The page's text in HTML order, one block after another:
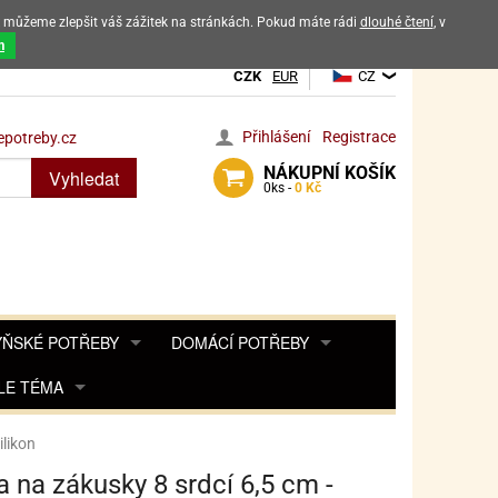
výrobků
CZK EUR CZ
Přihlášení Registrace
NÁKUPNÍ KOŠÍK
0 ks - 0 Kč
Vyhledat
POTŘEBY
KOŘENKY
DESINFEKCE, OCHRANA
KÁVOVARŮ
DOMÁCÍ POTŘEBY
KOŠÍKY
TÉMA
POHÁDKY A HRY
PRO FANOUŠKY BARBIE
NAROZENINOVÉ SVÍČKY
na zákusky 8 srdcí 6,5 cm -
zlepšit váš zážitek na stránkách. Pokud máte rádi dlouhé čtení, v